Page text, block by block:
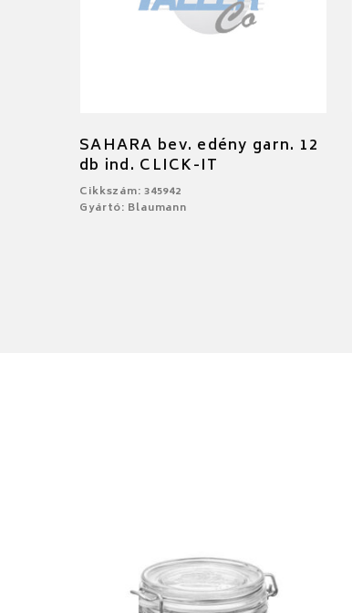
SAHARA bev. edény garn. 12
db ind. CLICK-IT
Cikkszám: 345942
Gyártó: Blaumann